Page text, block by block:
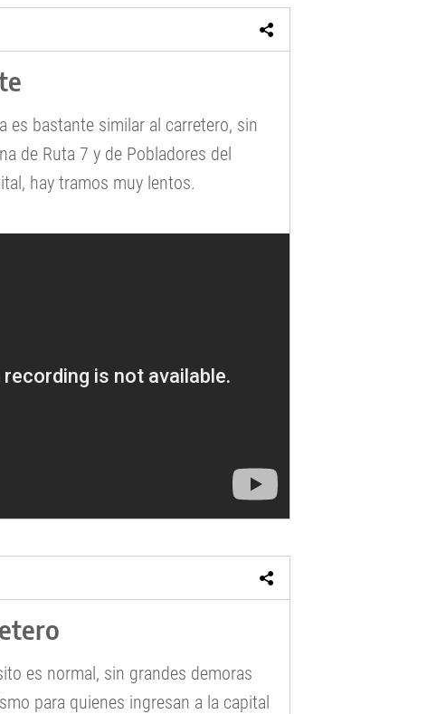
es bastante similar al carretero, sin
de Ruta 7 y de Pobladores del
hay tramos muy lentos.
es normal, sin grandes demoras
para quienes ingresan a la capital